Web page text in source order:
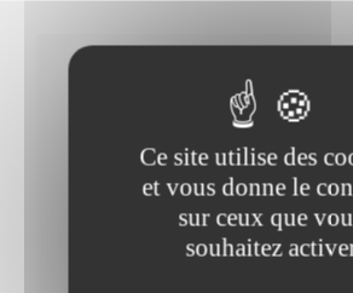
Horaires Mairie
Mardi : - 09h00 à 12h00 - 14h00 à
Lundi : - 09h00 à 12h00
Ce site utilise des
et vous donne le
sur ceux que
souhaitez